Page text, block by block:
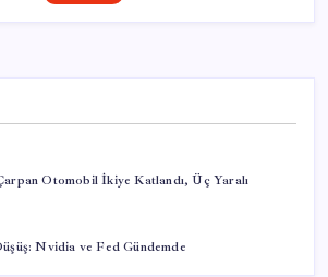
Otomobil İkiye Katlandı, Üç Yaralı
Nvidia ve Fed Gündemde